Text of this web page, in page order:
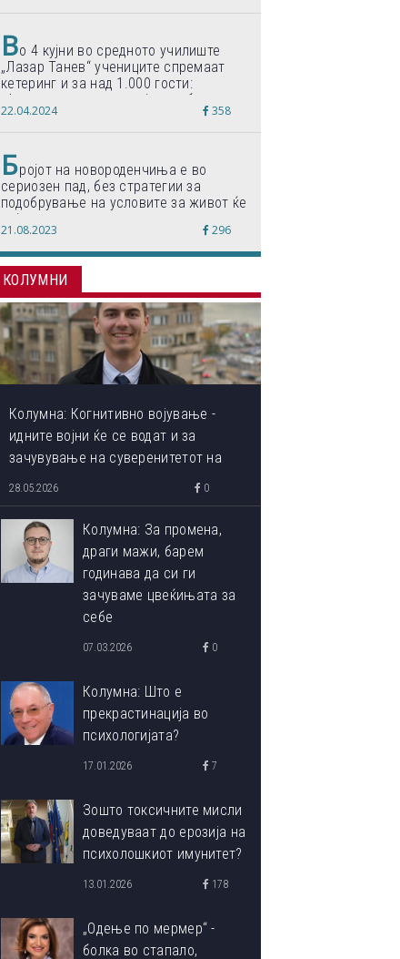
Во 4 кујни во средното училиште
„Лазар Танев“ учениците спремаат
кетеринг и за над 1.000 гости:
„Формиравме компанија и работиме
по светски стандарди“
22.04.2024 358
Бројот на новороденчиња е во
сериозен пад, без стратегии за
подобрување на условите за живот ќе
дојде до затворање на училишта,
предупредуваат експертите
21.08.2023 296
КОЛУМНИ
Колумна: Когнитивно војување -
идните војни ќе се водат и за
зачувување на суверенитетот на
сопствениот ум
28.05.2026 0
Колумна: За промена,
драги мажи, барем
годинава да си ги
зачуваме цвеќињата за
себе
07.03.2026 0
Колумна: Што е
прекрастинација во
психологијата?
17.01.2026 7
Зошто токсичните мисли
доведуваат до ерозија на
психолошкиот имунитет?
13.01.2026 178
„Одење по мермер“ -
болка во стапало,